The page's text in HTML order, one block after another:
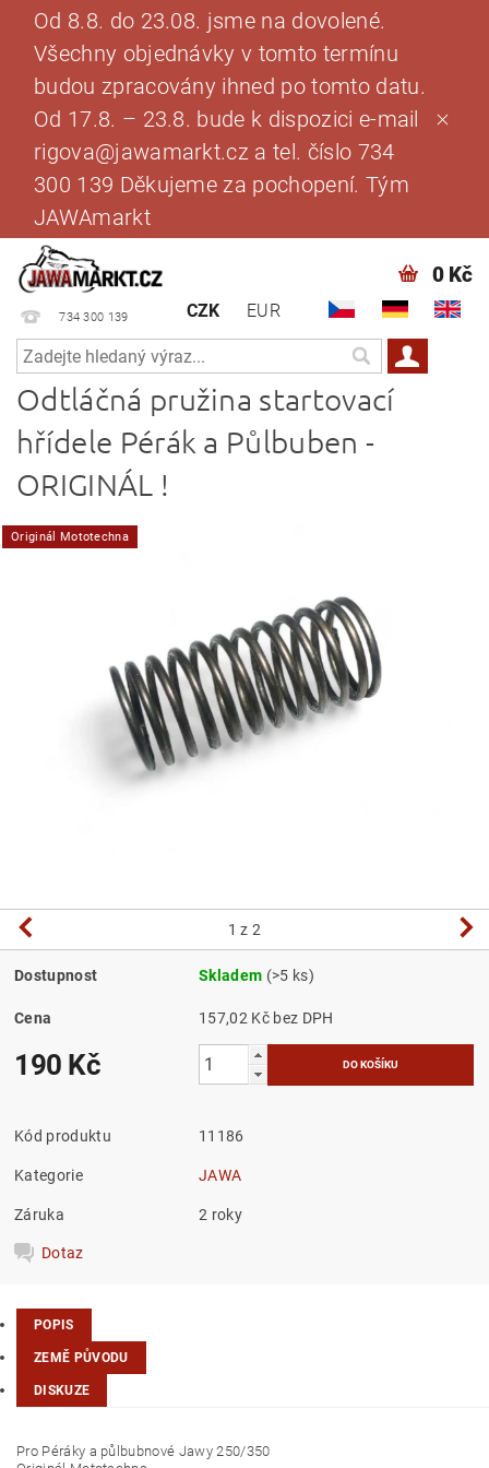
Od 8.8. do 23.08. jsme na dovolené.
Všechny objednávky v tomto termínu
budou zpracovány ihned po tomto datu.
Od 17.8. – 23.8. bude k dispozici e-mail
rigova@jawamarkt.cz a tel. číslo 734
300 139 Děkujeme za pochopení. Tým
JAWAmarkt
734 300 139 CZK EUR
0 Kč
Odtláčná pružina startovací
hřídele Pérák a Půlbuben -
ORIGINÁL !
Originál Mototechna
1 z 2
Dostupnost Skladem (>5 ks)
Cena 157,02 Kč bez DPH
190 Kč
Kód produktu 11186
Kategorie JAWA
Záruka 2 roky
Dotaz
POPIS
ZEMĚ PŮVODU
DISKUZE
Pro Péráky a půlbubnové Jawy 250/350